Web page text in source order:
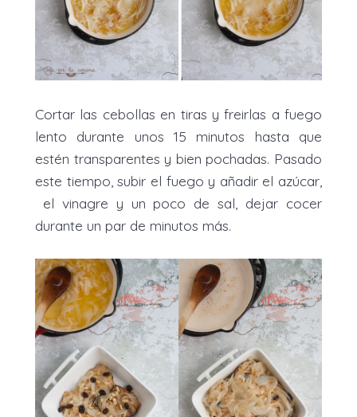
Cortar las cebollas en tiras y freirlas a fuego
lento durante unos 15 minutos hasta que
estén transparentes y bien pochadas. Pasado
este tiempo, subir el fuego y añadir el azúcar,
el vinagre y un poco de sal, dejar cocer
durante un par de minutos más.